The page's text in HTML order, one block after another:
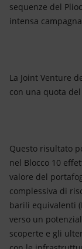
sequenze del
intensa
La Joint Venture
con una quota
Questo risultato
nel Blocco 10
valore del
complessiva di
barili equivalenti
verso un
scoperte e gli